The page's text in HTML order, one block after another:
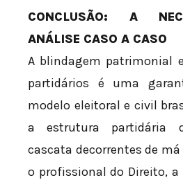
CONCLUSÃO: A
ANÁLISE CASO A CASO
A blindagem patrimonial
partidários é uma
modelo eleitoral e civil
a estrutura partidária
cascata decorrentes de
o profissional do Direito,